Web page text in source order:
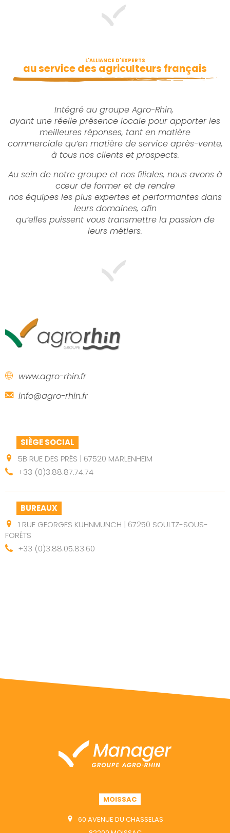
L'ALLIANCE D'EXPERTS
au service des agriculteurs français
Intégré au groupe Agro-Rhin,
ayant une réelle présence locale pour apporter les
meilleures réponses, tant en matière
commerciale qu’en matière de service après-vente,
à tous nos clients et prospects.
Au sein de notre groupe et nos filiales, nous avons à
cœur de former et de rendre
nos équipes les plus expertes et performantes dans
leurs domaines, afin
qu’elles puissent vous transmettre la passion de
leurs métiers.
www.agro-rhin.fr
info@agro-rhin.fr
SIÈGE SOCIAL
5B RUE DES PRÉS | 67520 MARLENHEIM
+33 (0)3.88.87.74.74
BUREAUX
1 RUE GEORGES KUHNMUNCH | 67250 SOULTZ-SOUS-
FORÊTS
+33 (0)3.88.05.83.60
MOISSAC
60 AVENUE DU CHASSELAS